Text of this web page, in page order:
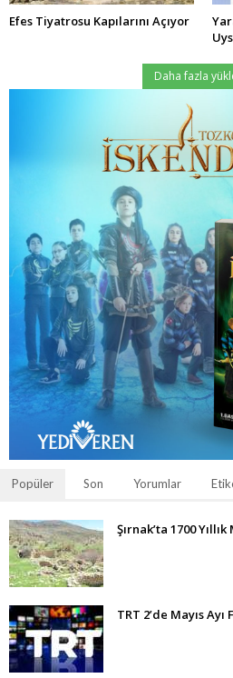
Efes Tiyatrosu Kapılarını Açıyor
Daha fazla
Popüler Son Yorumlar
Şırnak’ta 1700
TRT 2’de Mayıs